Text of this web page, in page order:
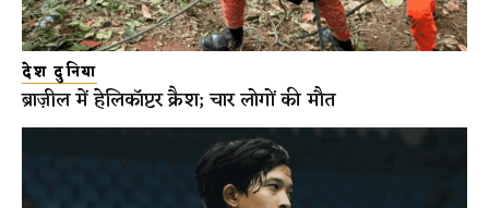
देश दुनिया
ब्राज़ील में हेलिकॉप्टर क्रैश; चार लोगों की मौत